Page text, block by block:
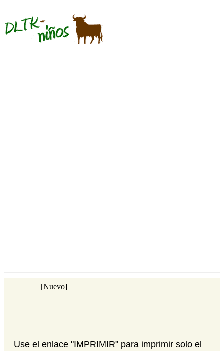
[Nuevo]
Use el enlace "IMPRIMIR" para imprimir solo el